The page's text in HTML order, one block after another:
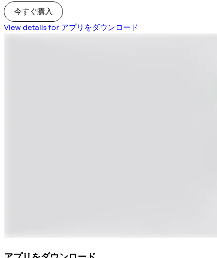
今すぐ購入
View details for アプリをダウンロード